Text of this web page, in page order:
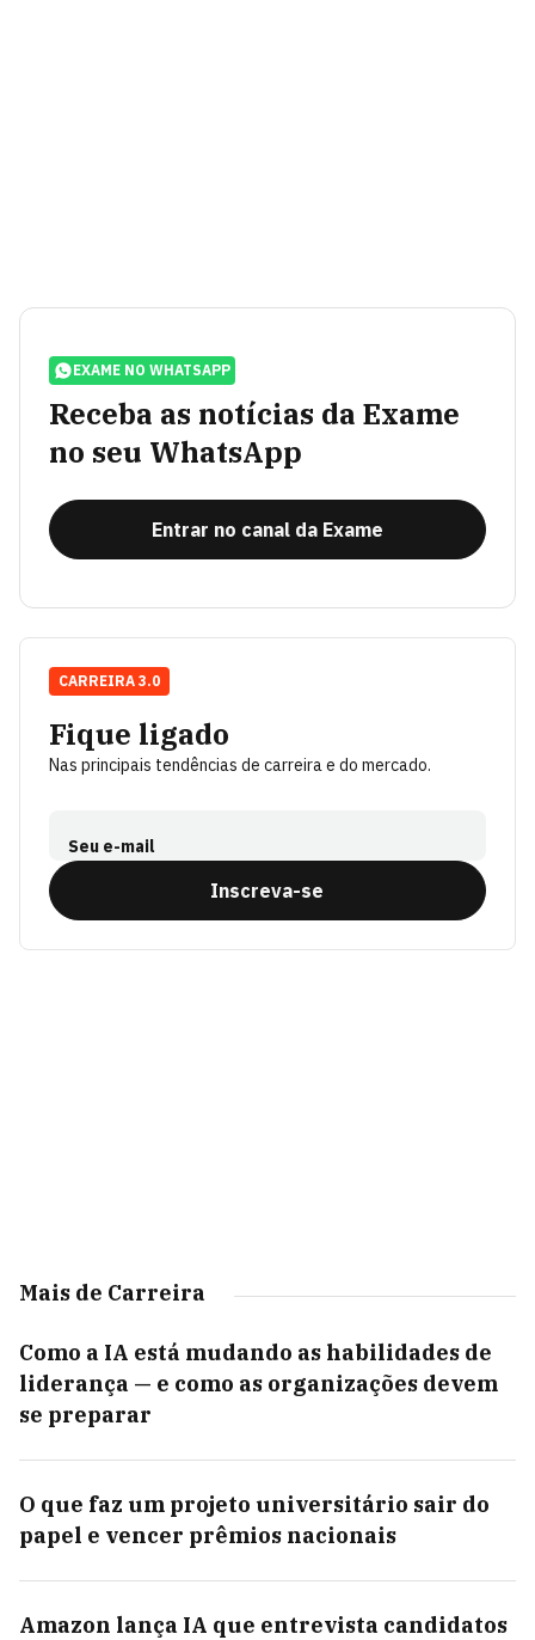
EXAME NO WHATSAPP
Receba as notícias da Exame
no seu WhatsApp
Entrar no canal da Exame
Fique ligado
Nas principais tendências de carreira e do mercado.
Seu e-mail
Inscreva-se
CARREIRA 3.0
Mais de Carreira
Como a IA está mudando as habilidades de
liderança — e como as organizações devem
se preparar
O que faz um projeto universitário sair do
papel e vencer prêmios nacionais
Amazon lança IA que entrevista candidatos